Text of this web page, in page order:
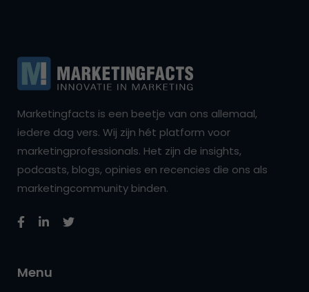
Marketingfacts is een beetje van ons allemaal,
iedere dag vers. Wij zijn hét platform voor
marketingprofessionals. Het zijn de insights,
podcasts, blogs, opinies en recencies die ons als
marketingcommunity binden.
Menu